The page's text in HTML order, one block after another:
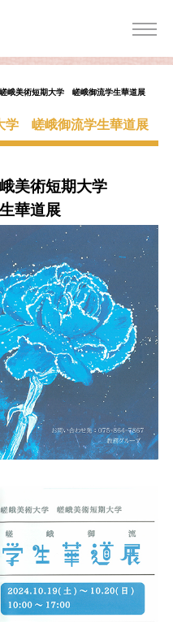
峨美術短期大学 嵯峨御流学生華道展
学 嵯峨御流学生華道展
美術短期大学
華道展